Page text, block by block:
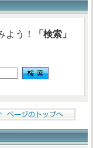
よう！
「検索」